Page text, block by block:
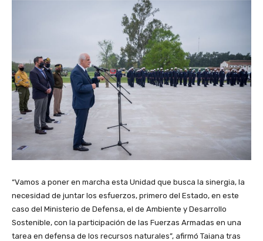
“Vamos a poner en marcha esta Unidad que busca la sinergia, la
necesidad de juntar los esfuerzos, primero del Estado, en este
caso del Ministerio de Defensa, el de Ambiente y Desarrollo
Sostenible, con la participación de las Fuerzas Armadas en una
tarea en defensa de los recursos naturales”, afirmó Taiana tras